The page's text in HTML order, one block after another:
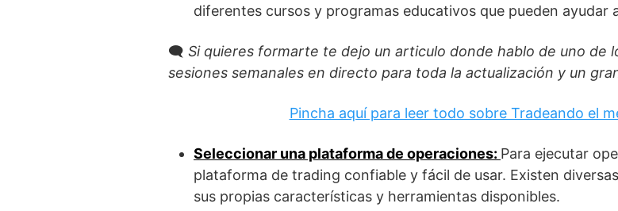
diferentes cursos y programas educativos que pueden ayudar
🗨️ Si quieres formarte te dejo un articulo donde hablo de uno de
sesiones semanales en directo para toda la actualización y un
Pincha aquí para leer todo sobre Tradeando el
Seleccionar una plataforma de operaciones: Para ejecutar
plataforma de trading confiable y fácil de usar. Existen
sus propias características y herramientas disponibles.